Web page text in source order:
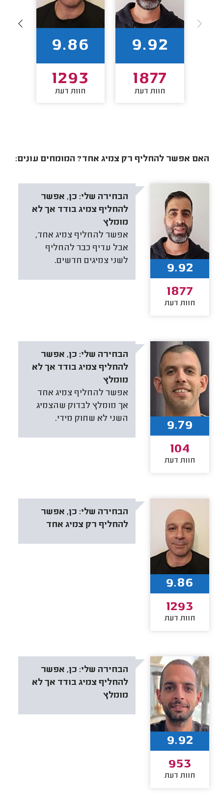
9.92
1877
חוות דעת
9.86
1293
חוות דעת
האם אפשר להחליף רק צמיג אחד? המומחים עונים:
הבחירה שלי: כן, אפשר
להחליף צמיג בודד אך לא
מומלץ
אפשר להחליף צמיג אחד,
אבל עדיף כבר להחליף
לשני צמיגים חדשים.
9.92
1877
חוות דעת
הבחירה שלי: כן, אפשר
להחליף צמיג בודד אך לא
מומלץ
אפשר להחליף צמיג אחד
אך מומלץ לבדוק שהצמיג
השני לא שחוק מידי.
9.79
104
חוות דעת
הבחירה שלי: כן, אפשר
להחליף רק צמיג אחד
9.86
1293
חוות דעת
הבחירה שלי: כן, אפשר
להחליף צמיג בודד אך לא
מומלץ
9.92
953
חוות דעת